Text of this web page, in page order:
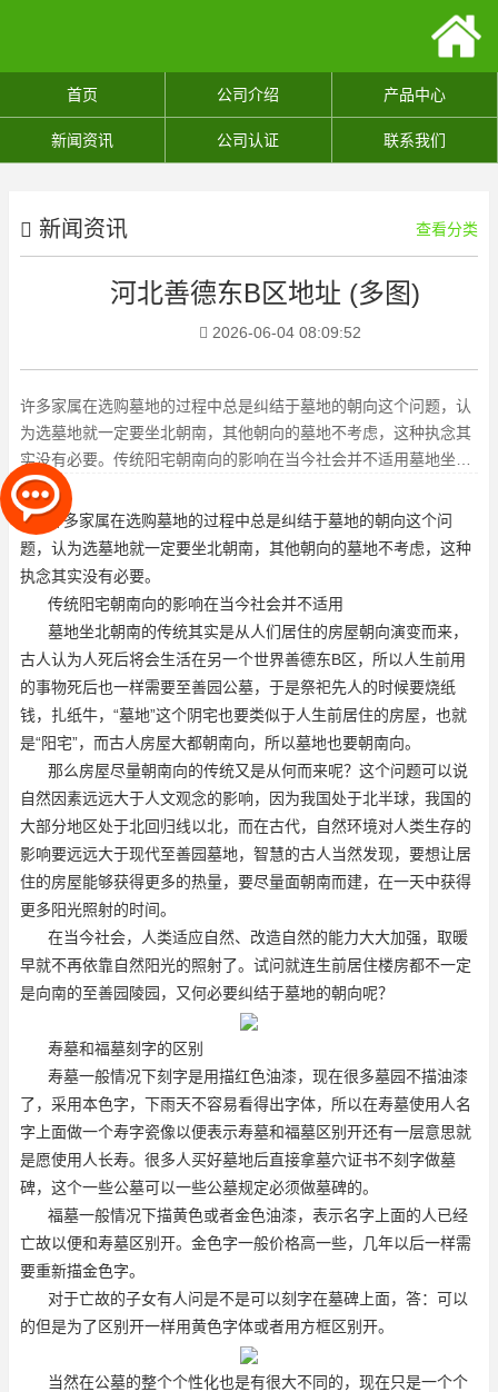
首页 公司介绍 产品中心
新闻资讯 公司认证 联系我们
新闻资讯 查看分类
河北善德东B区地址 (多图)
2026-06-04 08:09:52
许多家属在选购墓地的过程中总是纠结于墓地的朝向这个问题，认
为选墓地就一定要坐北朝南，其他朝向的墓地不考虑，这种执念其
实没有必要。传统阳宅朝南向的影响在当今社会并不适用墓地坐北
朝南的传统其实是从人们居住
许多家属在选购墓地的过程中总是纠结于墓地的朝向这个问
题，认为选墓地就一定要坐北朝南，其他朝向的墓地不考虑，这种
执念其实没有必要。
传统阳宅朝南向的影响在当今社会并不适用
墓地坐北朝南的传统其实是从人们居住的房屋朝向演变而来，
古人认为人死后将会生活在另一个世界善德东B区，所以人生前用
的事物死后也一样需要至善园公墓，于是祭祀先人的时候要烧纸
钱，扎纸牛，“墓地”这个阴宅也要类似于人生前居住的房屋，也就
是“阳宅”，而古人房屋大都朝南向，所以墓地也要朝南向。
那么房屋尽量朝南向的传统又是从何而来呢？这个问题可以说
自然因素远远大于人文观念的影响，因为我国处于北半球，我国的
大部分地区处于北回归线以北，而在古代，自然环境对人类生存的
影响要远远大于现代至善园墓地，智慧的古人当然发现，要想让居
住的房屋能够获得更多的热量，要尽量面朝南而建，在一天中获得
更多阳光照射的时间。
在当今社会，人类适应自然、改造自然的能力大大加强，取暖
早就不再依靠自然阳光的照射了。试问就连生前居住楼房都不一定
是向南的至善园陵园 ，又何必要纠结于墓地的朝向呢？
寿墓和福墓刻字的区别
寿墓一般情况下刻字是用描红色油漆，现在很多墓园不描油漆
了，采用本色字，下雨天不容易看得出字体，所以在寿墓使用人名
字上面做一个寿字瓷像以便表示寿墓和福墓区别开还有一层意思就
是愿使用人长寿。很多人买好墓地后直接拿墓穴证书不刻字做墓
碑，这个一些公墓可以一些公墓规定必须做墓碑的。
福墓一般情况下描黄色或者金色油漆，表示名字上面的人已经
亡故以便和寿墓区别开。金色字一般价格高一些，几年以后一样需
要重新描金色字。
对于亡故的子女有人问是不是可以刻字在墓碑上面，答：可以
的但是为了区别开一样用黄色字体或者用方框区别开。
当然在公墓的整个个性化也是有很大不同的，现在只是一个个